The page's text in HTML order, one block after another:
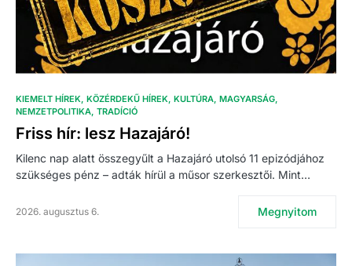
KIEMELT HÍREK KÖZÉRDEKŰ HÍREK KULTÚRA MAGYARSÁG
NEMZETPOLITIKA TRADÍCIÓ
Friss hír: lesz Hazajáró!
Kilenc nap alatt összegyűlt a Hazajáró utolsó 11 epizódjához
szükséges pénz – adták hírül a műsor szerkesztői. Mint…
2026. augusztus 6. Megnyitom